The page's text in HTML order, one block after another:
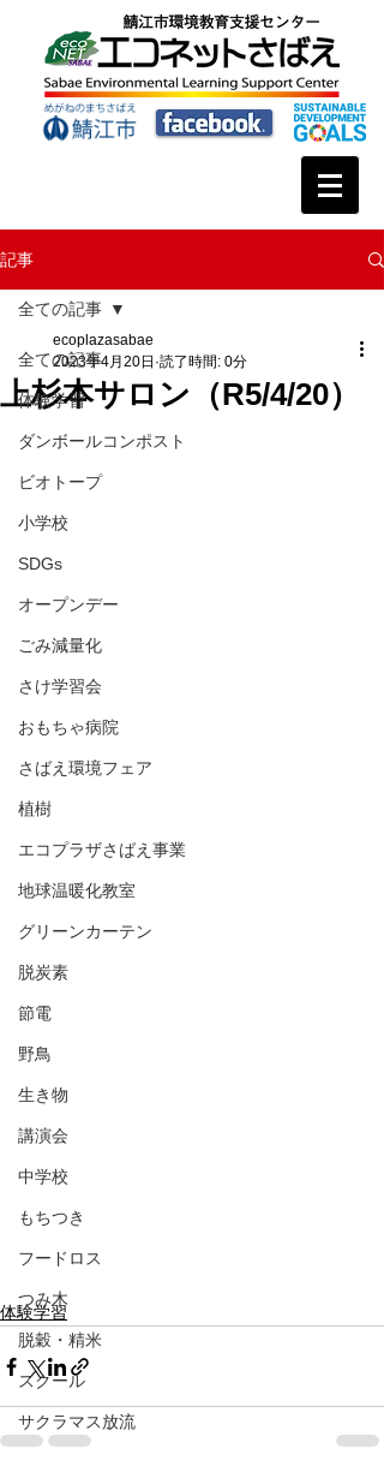
記事
全ての記事
体験学習
ダンボールコンポスト
ビオトープ
小学校
SDGs
オープンデー
ごみ減量化
さけ学習会
おもちゃ病院
さばえ環境フェア
植樹
エコプラザさばえ事業
地球温暖化教室
グリーンカーテン
脱炭素
節電
野鳥
生き物
講演会
中学校
もちつき
フードロス
つみ木
脱穀・精米
スクール
サクラマス放流
全ての記事
上杉本サロン（R5/4/20）
ecoplazasabae
2023年4月20日 読了時間: 0分
体験学習